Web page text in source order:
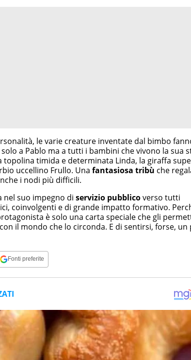
le varie creature inventate dal bimbo
a Pablo ma a tutti i bambini che vivono la sua
topolina timida e determinata Linda, la giraffa
uccellino Frullo. Una fantasiosa tribù che
i nodi più difficili.
nel suo impegno di servizio pubblicoverso tutti
coinvolgenti e di grande impatto formativo.
è solo una carta speciale che gli
il mondo che lo circonda. E di sentirsi, forse, un
Fonti preferite